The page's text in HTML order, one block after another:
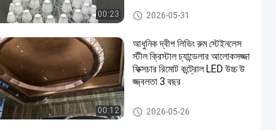
00:23 আধুনিক দুল আলো
2026-05-31
00:12
আধুনিক দ্বীপ লিভিং রুম স্টেইনলেস
স্টীল ক্রিস্টাল চ্যান্ডেলার আলোকসজ্জা
ফিক্সচার রিমোট কন্ট্রোল LED উচ্চ উ
জ্জ্বলতা 3 বছর
আধুনিক দুল আলো
2026-05-26